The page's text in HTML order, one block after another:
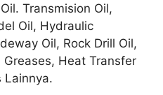
Transmision Oil,
Oil, Hydraulic
Oil, Rock Drill Oil,
Heat Transfer
Lainnya.